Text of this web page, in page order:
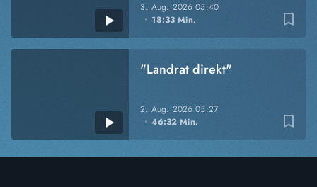
bookmark_border
3. Aug. 202605:40
18:33 Min.
bookmark_border
2. Aug. 202605:27
46:32 Min.
"Landrat direkt"